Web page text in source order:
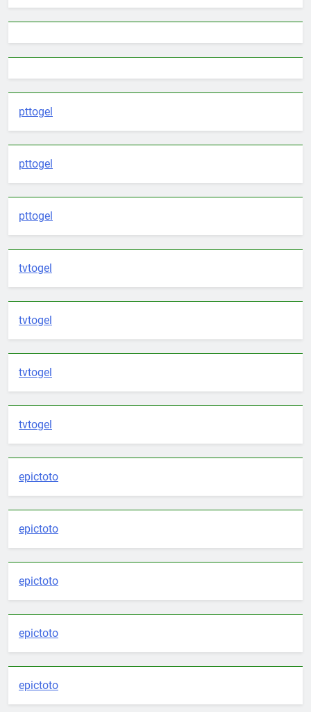
pttogel
pttogel
pttogel
tvtogel
tvtogel
tvtogel
tvtogel
epictoto
epictoto
epictoto
epictoto
epictoto